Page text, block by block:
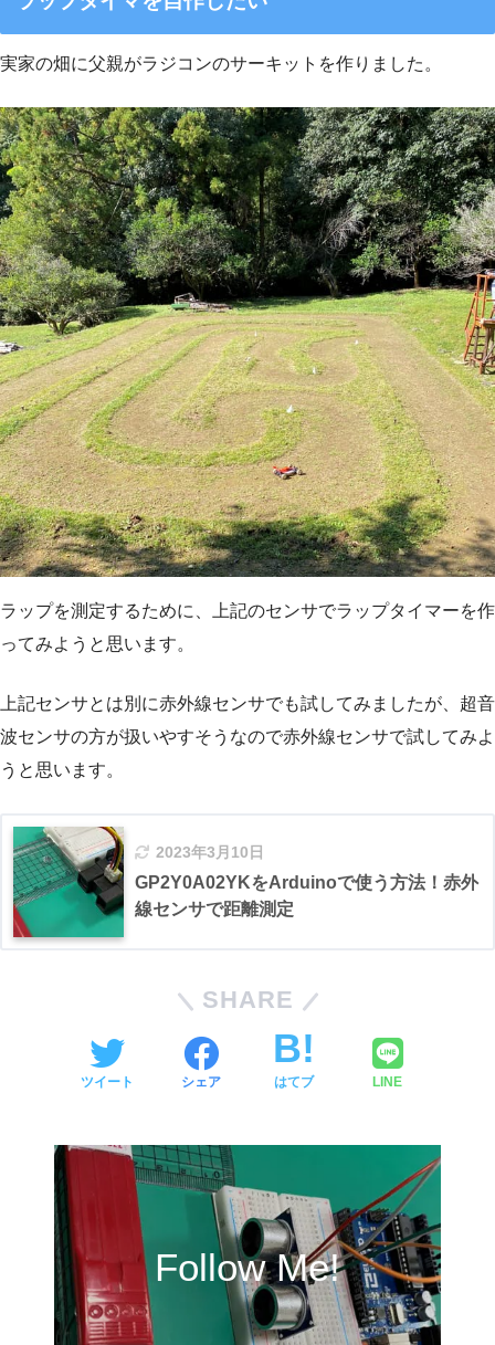
実家の畑に父親がラジコンのサーキットを作りました。
ラップを測定するために、上記のセンサでラップタイマーを作
ってみようと思います。
上記センサとは別に赤外線センサでも試してみましたが、超音
波センサの方が扱いやすそうなので赤外線センサで試してみよ
うと思います。
2023年3月10日
GP2Y0A02YKをArduinoで使う方法！赤外
線センサで距離測定
SHARE
ツイート シェア はてブ LINE
Follow Me!